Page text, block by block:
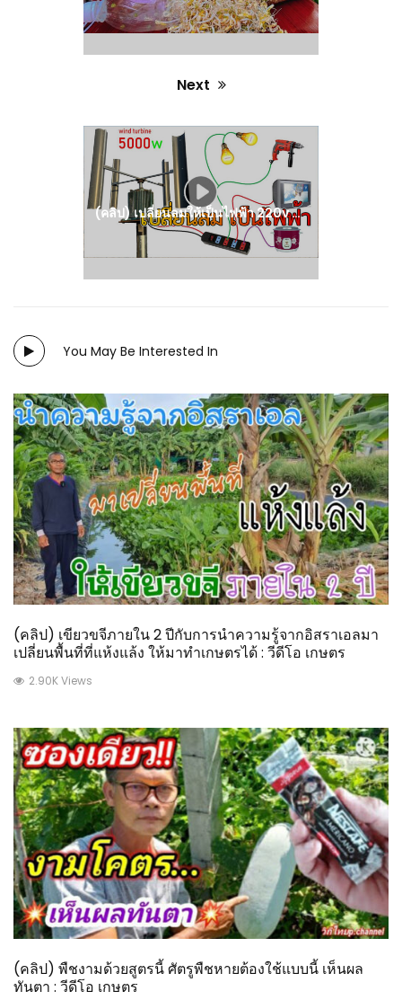
Next
(คลิป) เปลี่ยนลมให้เป็นไฟฟ้า 220v ด้วยเครื่องกำเนิดไฟฟ้ากังหันลม : วีดีโอ เกษตร
You May Be Interested In
(คลิป) เขียวขจีภายใน 2 ปีกับการนำความรู้จากอิสราเอลมา
เปลี่ยนพื้นที่ที่แห้งแล้ง ให้มาทำเกษตรได้ : วีดีโอ เกษตร
2.90K Views
(คลิป) พืชงามด้วยสูตรนี้ ศัตรูพืชหายต้องใช้แบบนี้ เห็นผล
ทันตา : วีดีโอ เกษตร